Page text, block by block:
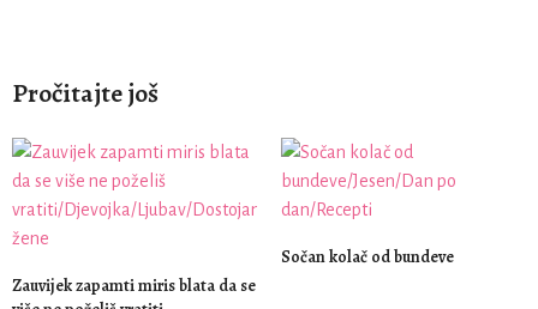
Pročitajte još
Zauvijek zapamti miris blata da se
Sočan kolač od bundeve